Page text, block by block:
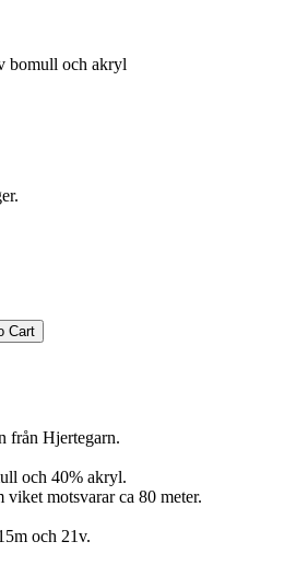
bomull och akryl
Cart
från Hjertegarn.
och 40% akryl.
viket motsvarar ca 80 meter.
och 21v.